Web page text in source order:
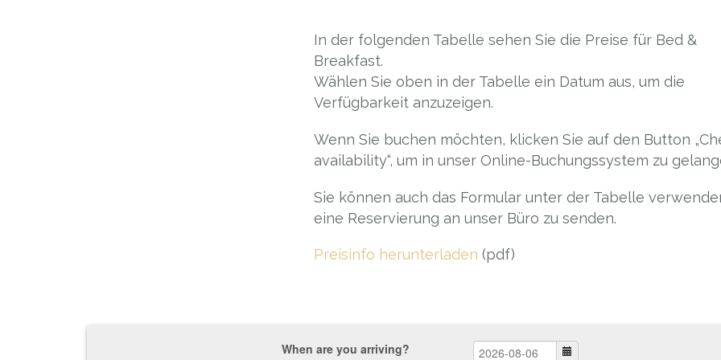
In der folgenden Tabelle sehen Sie die Preise für Bed &
Breakfast.
Wählen Sie oben in der Tabelle ein Datum aus, um die
Verfügbarkeit anzuzeigen.
Wenn Sie buchen möchten, klicken Sie auf den Button
availability“, um in unser Online-Buchungssystem zu
Sie können auch das Formular unter der Tabelle
eine Reservierung an unser Büro zu senden.
Preisinfo herunterladen (pdf)